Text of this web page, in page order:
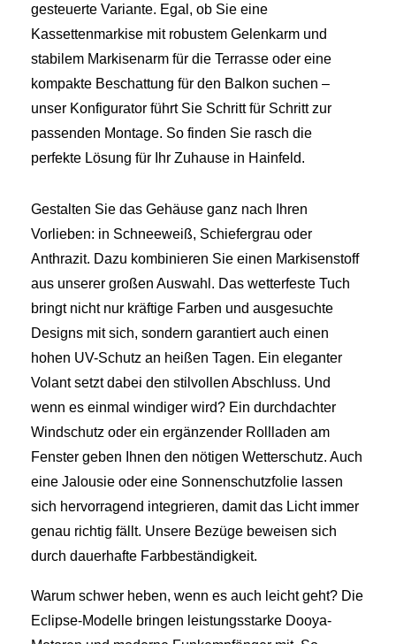
gesteuerte Variante. Egal, ob Sie eine
Kassettenmarkise mit robustem Gelenkarm und
stabilem Markisenarm für die Terrasse oder eine
kompakte Beschattung für den Balkon suchen –
unser Konfigurator führt Sie Schritt für Schritt zur
passenden Montage. So finden Sie rasch die
perfekte Lösung für Ihr Zuhause in Hainfeld.
Gestalten Sie das Gehäuse ganz nach Ihren
Vorlieben: in Schneeweiß, Schiefergrau oder
Anthrazit. Dazu kombinieren Sie einen Markisenstoff
aus unserer großen Auswahl. Das wetterfeste Tuch
bringt nicht nur kräftige Farben und ausgesuchte
Designs mit sich, sondern garantiert auch einen
hohen UV-Schutz an heißen Tagen. Ein eleganter
Volant setzt dabei den stilvollen Abschluss. Und
wenn es einmal windiger wird? Ein durchdachter
Windschutz oder ein ergänzender Rollladen am
Fenster geben Ihnen den nötigen Wetterschutz. Auch
eine Jalousie oder eine Sonnenschutzfolie lassen
sich hervorragend integrieren, damit das Licht immer
genau richtig fällt. Unsere Bezüge beweisen sich
durch dauerhafte Farbbeständigkeit.
Warum schwer heben, wenn es auch leicht geht? Die
Eclipse-Modelle bringen leistungsstarke Dooya-